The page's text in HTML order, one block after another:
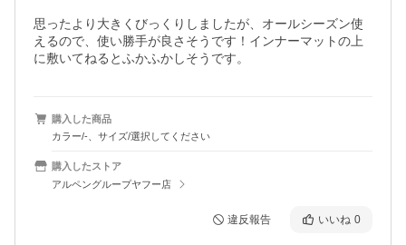
思ったより大きくびっくりしましたが、オールシーズン使
えるので、使い勝手が良さそうです！インナーマットの上
に敷いてねるとふかふかしそうです。
購入した商品
カラー/-、サイズ/選択してください
購入したストア
アルペングループヤフー店
違反報告 いいね 0